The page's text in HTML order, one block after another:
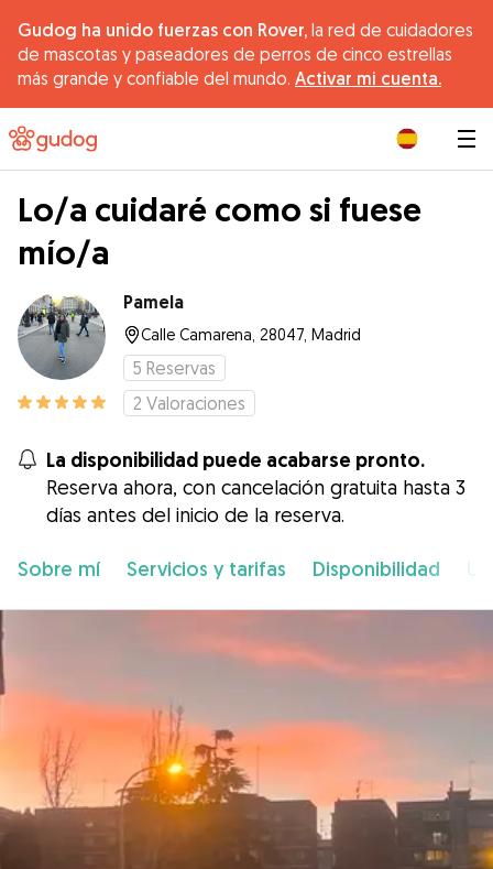
Gudog ha unido fuerzas con Rover, la red de cuidadores
de mascotas y paseadores de perros de cinco estrellas
más grande y confiable del mundo. Activar mi cuenta.
Lo/a cuidaré como si fuese
mío/a
Pamela
Calle Camarena, 28047, Madrid
5 Reservas
2 Valoraciones
La disponibilidad puede acabarse pronto.
Reserva ahora, con cancelación gratuita hasta 3
días antes del inicio de la reserva.
Sobre mí Servicios y tarifas Disponibilidad